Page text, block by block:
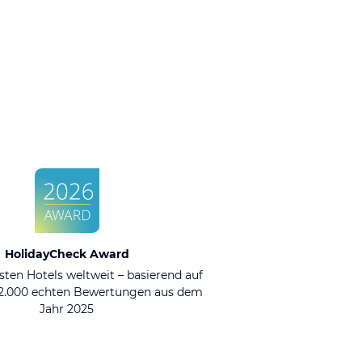
HolidayCheck Award
Hotels weltweit – basierend auf
echten Bewertungen aus dem
Jahr 2025